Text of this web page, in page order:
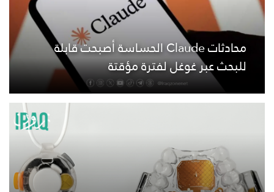
محادثات Claude الحساسة أصبحت قابلة
للبحث عبر غوغل لفترة مؤقتة